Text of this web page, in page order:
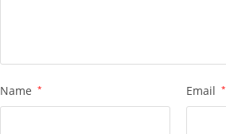
Name * Email *